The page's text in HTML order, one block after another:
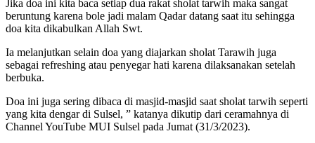
Jika doa ini kita baca setiap dua rakat sholat tarwih maka sangat
beruntung karena bole jadi malam Qadar datang saat itu sehingga
doa kita dikabulkan Allah Swt.
Ia melanjutkan selain doa yang diajarkan sholat Tarawih juga
sebagai refreshing atau penyegar hati karena dilaksanakan setelah
berbuka.
Doa ini juga sering dibaca di masjid-masjid saat sholat tarwih seperti
yang kita dengar di Sulsel, ” katanya dikutip dari ceramahnya di
Channel YouTube MUI Sulsel pada Jumat (31/3/2023).